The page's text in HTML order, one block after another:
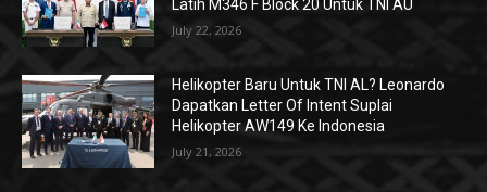
Latih M346 F Block 20 Untuk TNI AU
July 22, 2026
Helikopter Baru Untuk TNI AL? Leonardo
Dapatkan Letter Of Intent Suplai
Helikopter AW149 Ke Indonesia
July 21, 2026